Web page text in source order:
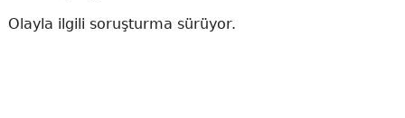
Olayla ilgili soruşturma sürüyor.